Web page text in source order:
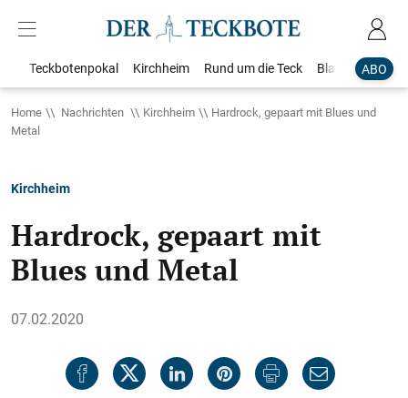
ABO
Teckbotenpokal Kirchheim Rund um die Teck Blaulicht
Home Nachrichten Kirchheim
Hardrock, gepaart mit Blues und
Metal
Kirchheim
Hardrock, gepaart mit
Blues und Metal
07.02.2020